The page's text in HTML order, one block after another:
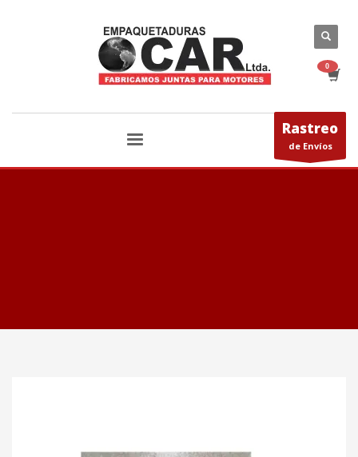
Rastreo
de Envíos